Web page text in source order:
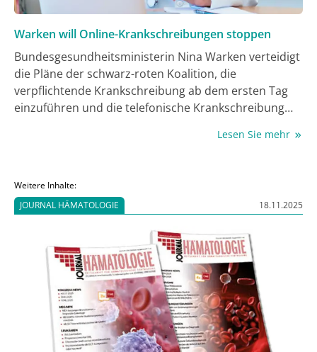
Warken will Online-Krankschreibungen stoppen
Bundesgesundheitsministerin Nina Warken verteidigt
die Pläne der schwarz-roten Koalition, die
verpflichtende Krankschreibung ab dem ersten Tag
einzuführen und die telefonische Krankschreibung
zwingend in die Arztpraxis", sagte die CDU-Politikerin
vereinbart, nicht aber die Möglichkeit eines Attests
per Video.
Lesen Sie mehr
Weitere Inhalte:
JOURNAL HÄMATOLOGIE
18.11.2025